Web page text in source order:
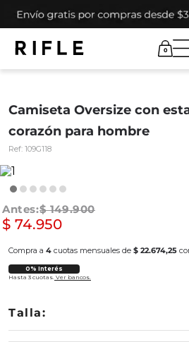
0
Camiseta Oversize con
corazón para hombre
Ref: 109G118
$ 149.900
$ 74.950
Compra a 4 cuotas mensuales de $ 22.674,25
0% Interés
Hasta 3 cuotas. Ver bancos.